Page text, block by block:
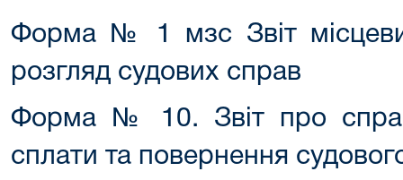
Форма № 1 мзс Звіт
розгляд судових справ
Форма № 10. Звіт про
сплати та повернення